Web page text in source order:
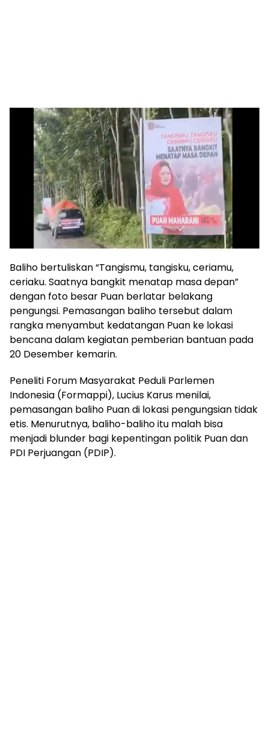
Baliho bertuliskan “Tangismu, tangisku, ceriamu,
ceriaku. Saatnya bangkit menatap masa depan”
dengan foto besar Puan berlatar belakang
pengungsi. Pemasangan baliho tersebut dalam
rangka menyambut kedatangan Puan ke lokasi
bencana dalam kegiatan pemberian bantuan pada
20 Desember kemarin.
Peneliti Forum Masyarakat Peduli Parlemen
Indonesia (Formappi), Lucius Karus menilai,
pemasangan baliho Puan di lokasi pengungsian tidak
etis. Menurutnya, baliho-baliho itu malah bisa
menjadi blunder bagi kepentingan politik Puan dan
PDI Perjuangan (PDIP).